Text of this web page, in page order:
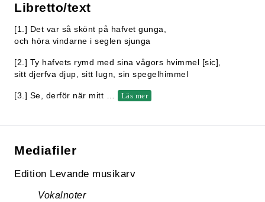
Libretto/text
[1.] Det var så skönt på hafvet gunga,
och höra vindarne i seglen sjunga
[2.] Ty hafvets rymd med sina vågors hvimmel [sic],
sitt djerfva djup, sitt lugn, sin spegelhimmel
[3.] Se, derför när mitt Läs mer
Mediafiler
Edition Levande musikarv
Vokalnoter